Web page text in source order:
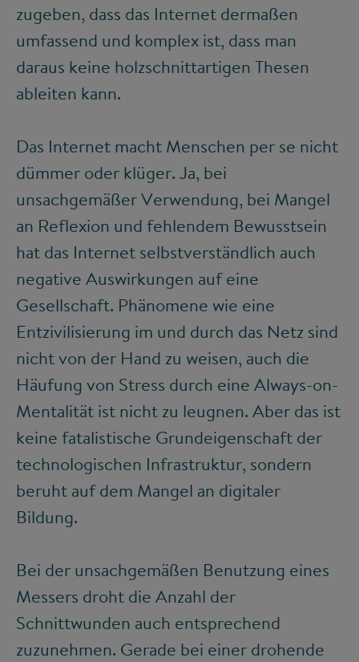
zugeben, dass das Internet dermaßen
umfassend und komplex ist, dass man
daraus keine holzschnittartigen Thesen
ableiten kann.
Das Internet macht Menschen per se nicht
dümmer oder klüger. Ja, bei
unsachgemäßer Verwendung, bei Mangel
an Reflexion und fehlendem Bewusstsein
hat das Internet selbstverständlich auch
negative Auswirkungen auf eine
Gesellschaft. Phänomene wie eine
Entzivilisierung im und durch das Netz sind
nicht von der Hand zu weisen, auch die
Häufung von Stress durch eine Always-on-
Mentalität ist nicht zu leugnen. Aber das ist
keine fatalistische Grundeigenschaft der
technologischen Infrastruktur, sondern
beruht auf dem Mangel an digitaler
Bildung.
Bei der unsachgemäßen Benutzung eines
Messers droht die Anzahl der
Schnittwunden auch entsprechend
zuzunehmen. Gerade bei einer drohende